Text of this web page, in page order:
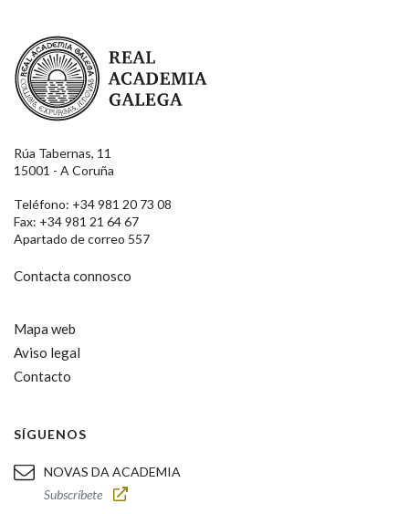
Real Academia Galega
Rúa Tabernas, 11
15001 - A Coruña
Teléfono: +34 981 20 73 08
Fax: +34 981 21 64 67
Apartado de correo 557
Contacta connosco
Mapa web
Aviso legal
Contacto
SÍGUENOS
NOVAS DA ACADEMIA
Subscríbete